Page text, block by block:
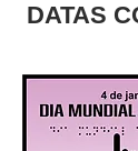
DATAS